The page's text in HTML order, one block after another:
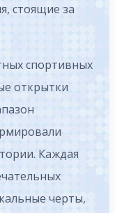
стоящие за
спортивных
открытки
Каждая
черты,